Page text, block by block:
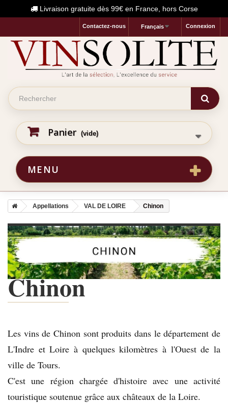
Livraison gratuite dès 99€ en France, hors Corse
Connexion
Français
Contactez-nous
Panier (vide)
MENU
Appellations VAL DE LOIRE Chinon
Chinon
Les vins de Chinon sont produits dans le département de
L'Indre et Loire à quelques kilomètres à l'Ouest de la
ville de Tours.
C'est une région chargée d'histoire avec une activité
touristique soutenue grâce aux châteaux de la Loire.